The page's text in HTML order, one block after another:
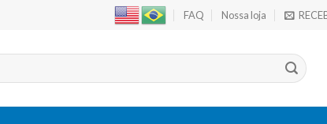
FAQ Nossa loja